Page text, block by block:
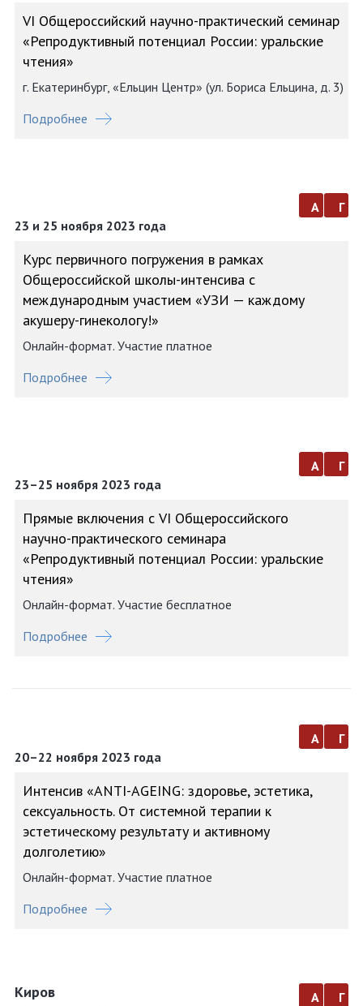
VI Общероссийский научно-практический семинар
«Репродуктивный потенциал России: уральские
чтения»
г. Екатеринбург, «Ельцин Центр» (ул. Бориса Ельцина, д. 3)
Подробнее
23 и 25 ноября 2023 года
а г
Курс первичного погружения в рамках
Общероссийской школы-интенсива с
международным участием «УЗИ — каждому
акушеру-гинекологу!»
Онлайн-формат. Участие платное
Подробнее
23–25 ноября 2023 года
а г
Прямые включения с VI Общероссийского
научно-практического семинара
«Репродуктивный потенциал России: уральские
чтения»
Онлайн-формат. Участие бесплатное
Подробнее
20–22 ноября 2023 года
а г
Интенсив «АNTI-AGEING: здоровье, эстетика,
сексуальность. От системной терапии к
эстетическому результату и активному
долголетию»
Онлайн-формат. Участие платное
Подробнее
Киров а г